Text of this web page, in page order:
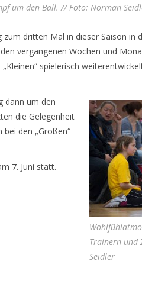
um den Ball. // Foto: Norman
dritten Mal in dieser Saison in
vergangenen Wochen und
spielerisch
Trainern und
Seidler
dann um den
die Gelegenheit
den „Großen“
7. Juni statt.